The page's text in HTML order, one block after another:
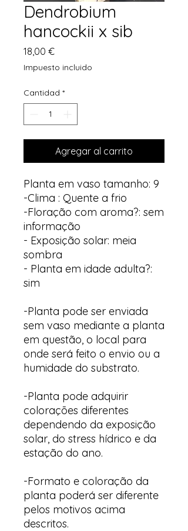
Dendrobium
hancockii x sib
18,00 €Precio
Impuesto incluido
Cantidad *
Agregar al carrito
Planta em vaso tamanho: 9
-Clima : Quente a frio
-Floração com aroma?: sem
informação
- Exposição solar: meia
sombra
- Planta em idade adulta?:
sim
-Planta pode ser enviada
sem vaso mediante a planta
em questão, o local para
onde será feito o envio ou a
humidade do substrato.
-Planta pode adquirir
colorações diferentes
dependendo da exposição
solar, do stress hídrico e da
estação do ano.
-Formato e coloração da
planta poderá ser diferente
pelos motivos acima
descritos.